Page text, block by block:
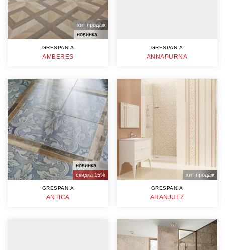
хит продаж
новинка
GRESPANIA
AMBERES
GRESPANIA
ANNAPURNA
новинка
скидка 15%
GRESPANIA
ANTICA
хит продаж
GRESPANIA
ARANJUEZ